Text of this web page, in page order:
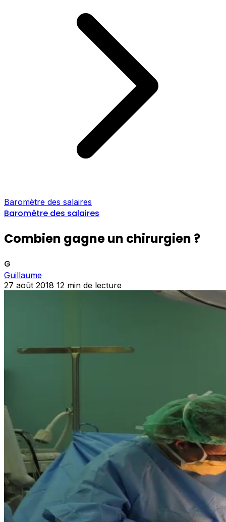
Baromètre des salaires
Baromètre des salaires
Combien gagne un chirurgien ?
G
Guillaume
27 août 2018 12 min de lecture